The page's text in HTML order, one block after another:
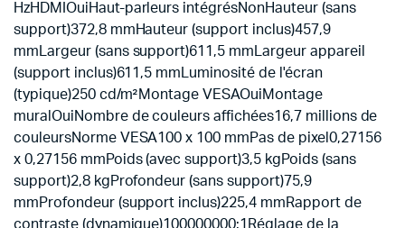
HzHDMIOuiHaut-parleurs intégrésNonHauteur (sans
support)372,8 mmHauteur (support inclus)457,9
mmLargeur (sans support)611,5 mmLargeur appareil
(support inclus)611,5 mmLuminosité de l'écran
(typique)250 cd/m²Montage VESAOuiMontage
muralOuiNombre de couleurs affichées16,7 millions de
couleursNorme VESA100 x 100 mmPas de pixel0,27156
x 0,27156 mmPoids (avec support)3,5 kgPoids (sans
support)2,8 kgProfondeur (sans support)75,9
mmProfondeur (support inclus)225,4 mmRapport de
contraste (dynamique)100000000:1Réglage de la